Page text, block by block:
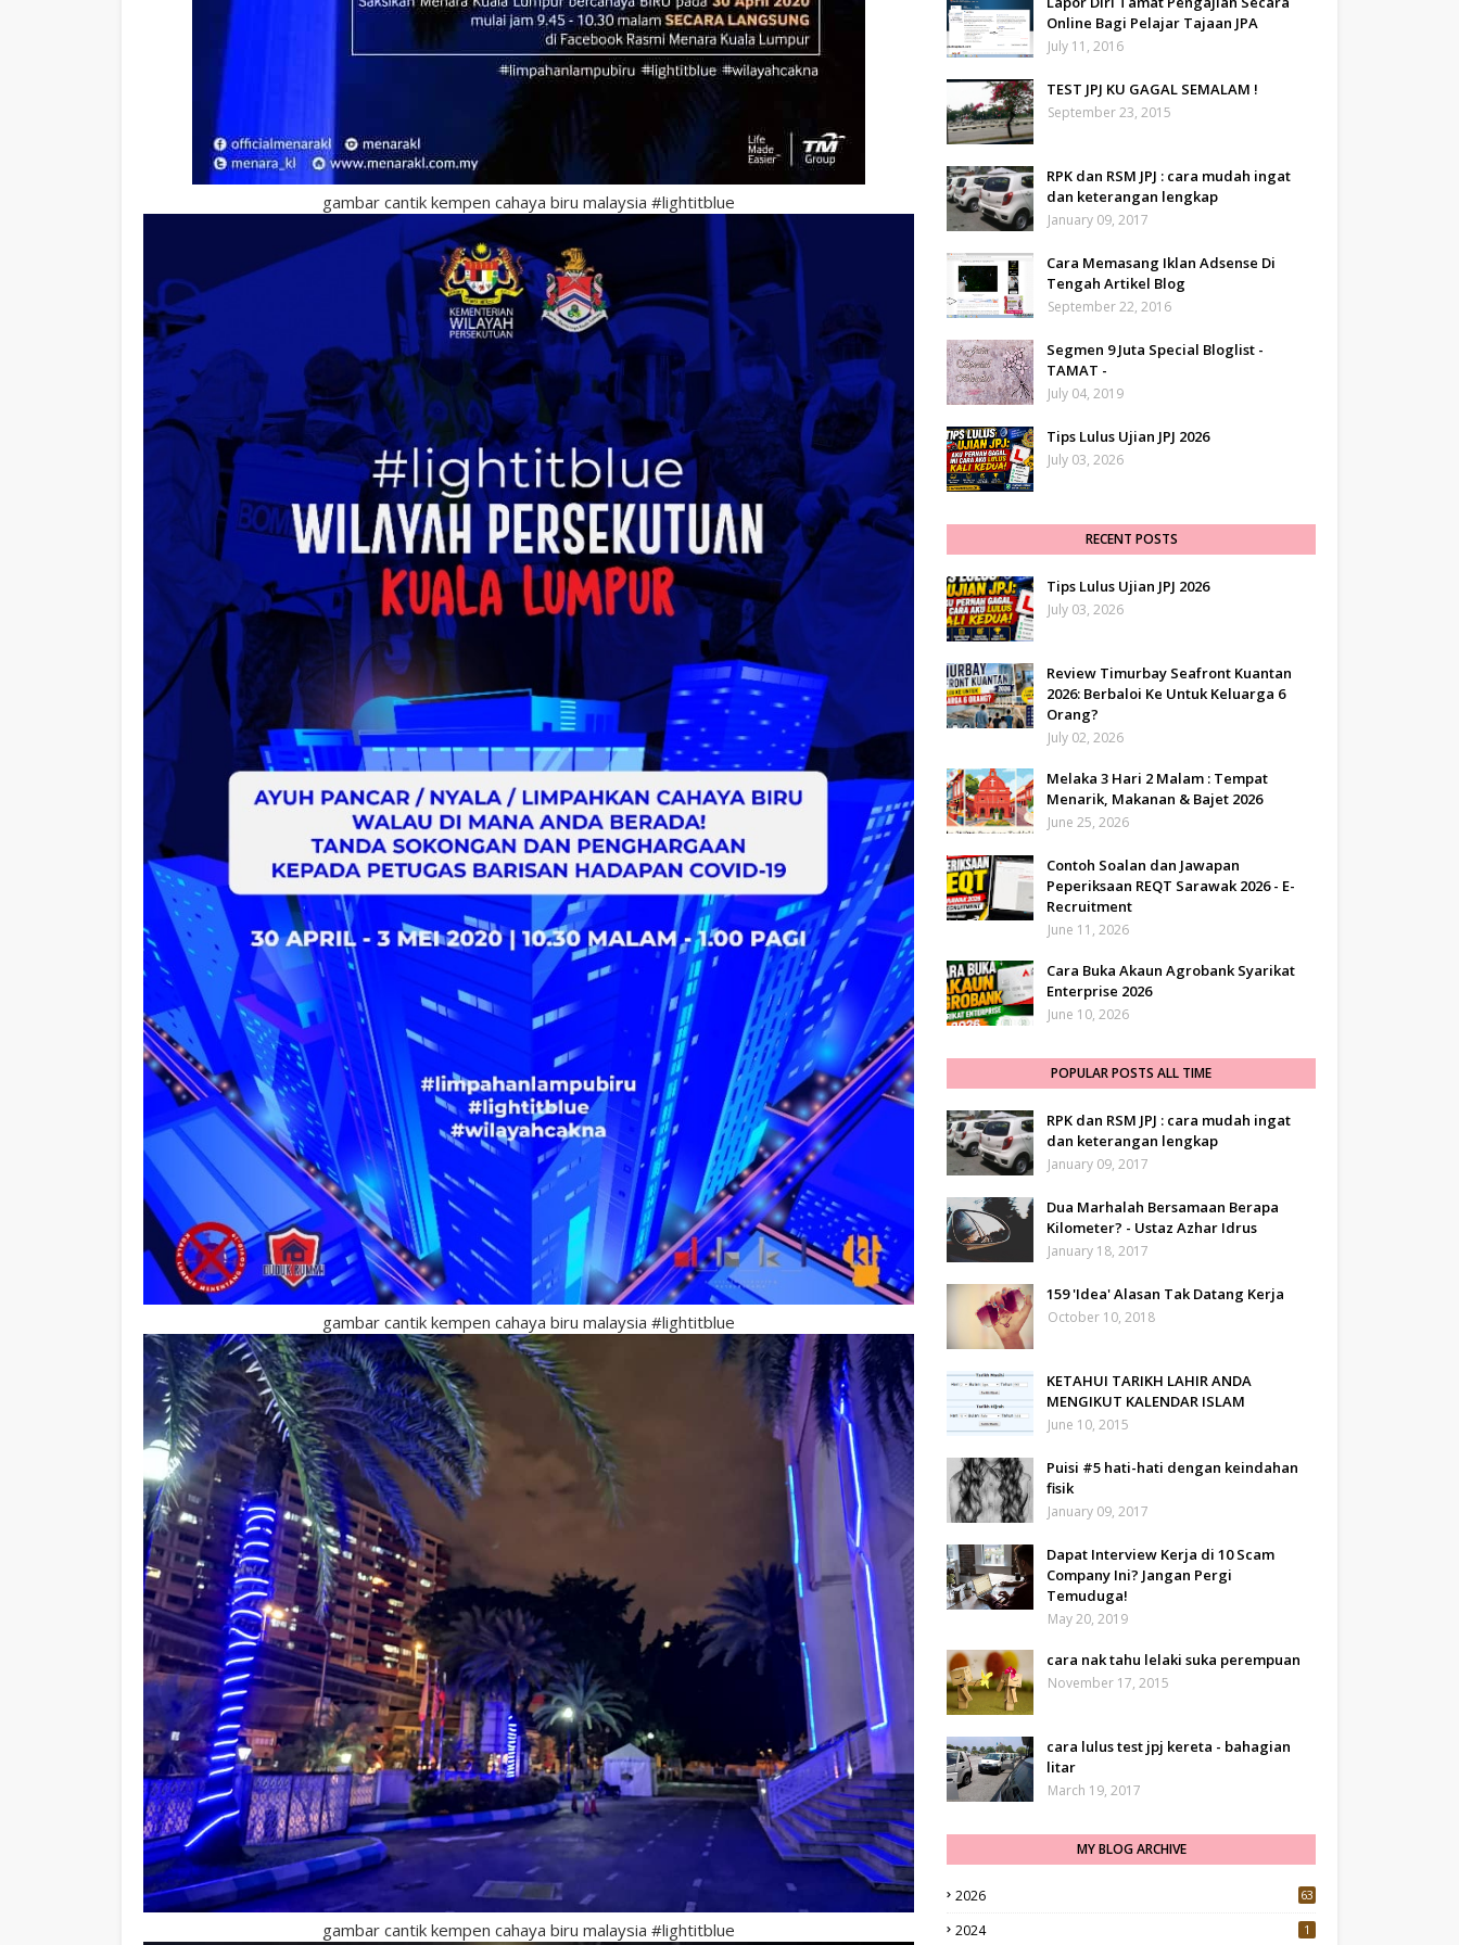
gambar cantik kempen cahaya biru malaysia #lightitblue
gambar cantik kempen cahaya biru malaysia #lightitblue
gambar cantik kempen cahaya biru malaysia #lightitblue
Online Bagi Pelajar Tajaan JPA
July 11, 2016
TEST JPJ KU GAGAL SEMALAM !
September 23, 2015
RPK dan RSM JPJ : cara mudah ingat
dan keterangan lengkap
January 09, 2017
Cara Memasang Iklan Adsense Di
Tengah Artikel Blog
September 22, 2016
Segmen 9 Juta Special Bloglist -
TAMAT -
July 04, 2019
Tips Lulus Ujian JPJ 2026
July 03, 2026
RECENT POSTS
Tips Lulus Ujian JPJ 2026
July 03, 2026
Review Timurbay Seafront Kuantan
2026: Berbaloi Ke Untuk Keluarga 6
Orang?
July 02, 2026
Melaka 3 Hari 2 Malam : Tempat
Menarik, Makanan & Bajet 2026
June 25, 2026
Contoh Soalan dan Jawapan
Peperiksaan REQT Sarawak 2026 - E-
Recruitment
June 11, 2026
Cara Buka Akaun Agrobank Syarikat
Enterprise 2026
June 10, 2026
POPULAR POSTS ALL TIME
RPK dan RSM JPJ : cara mudah ingat
dan keterangan lengkap
January 09, 2017
Dua Marhalah Bersamaan Berapa
Kilometer? - Ustaz Azhar Idrus
January 18, 2017
159 'Idea' Alasan Tak Datang Kerja
October 10, 2018
KETAHUI TARIKH LAHIR ANDA
MENGIKUT KALENDAR ISLAM
June 10, 2015
Puisi #5 hati-hati dengan keindahan
fisik
January 09, 2017
Dapat Interview Kerja di 10 Scam
Company Ini? Jangan Pergi
Temuduga!
May 20, 2019
cara nak tahu lelaki suka perempuan
November 17, 2015
cara lulus test jpj kereta - bahagian
litar
March 19, 2017
MY BLOG ARCHIVE
2026 63
2024 1